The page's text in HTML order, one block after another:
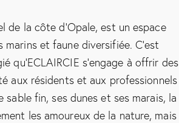
de la côte d’Opale, est un espace
et faune diversifiée. C’est
qu’ECLAIRCIE s’engage à offrir des
aux résidents et aux professionnels
fin, ses dunes et ses marais, la
les amoureux de la nature, mais